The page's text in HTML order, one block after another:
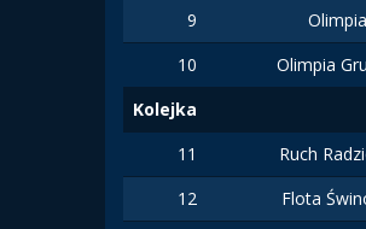
9
10
Olimpia
Kolejka
11
Ruch
12 Flota